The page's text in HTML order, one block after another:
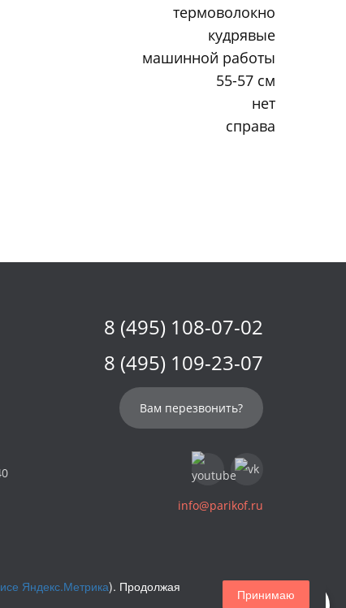
термоволокно
кудрявые
машинной работы
55-57 см
нет
справа
8 (495) 108-07-02
8 (495) 109-23-07
Вам перезвонить?
info@parikof.ru
Магазин париков — Parikof. 2026
Яндекс.Метрика). Продолжая
Принимаю